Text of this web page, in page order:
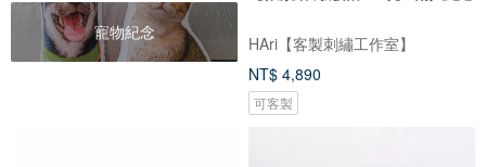
寵物紀念
HAri【客製刺繡工作室】
NT$ 4,890
可客製